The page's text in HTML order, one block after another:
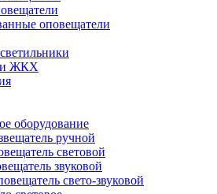
оповещатели
ЖКХ
оборудование
ручной
световой
звуковой
свето-звуковой